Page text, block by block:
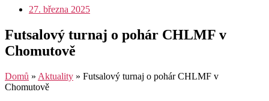
27. března 2025
Futsalový turnaj o pohár CHLMF v
Chomutově
Domů » Aktuality » Futsalový turnaj o pohár CHLMF v
Chomutově